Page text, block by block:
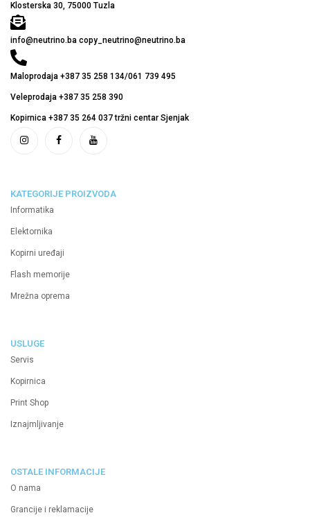
Klosterska 30, 75000 Tuzla
info@neutrino.ba copy_neutrino@neutrino.ba
Maloprodaja +387 35 258 134/061 739 495
Veleprodaja +387 35 258 390
Kopirnica +387 35 264 037 tržni centar Sjenjak
KATEGORIJE PROIZVODA
Informatika
Elektornika
Kopirni uređaji
Flash memorije
Mrežna oprema
USLUGE
Servis
Kopirnica
Print Shop
Iznajmljivanje
OSTALE INFORMACIJE
O nama
Grancije i reklamacije